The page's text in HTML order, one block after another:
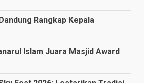
Rangkap Kepala
Islam Juara Masjid Award